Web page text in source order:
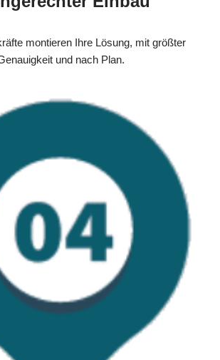
montieren Ihre Lösung, mit größter
und nach Plan.